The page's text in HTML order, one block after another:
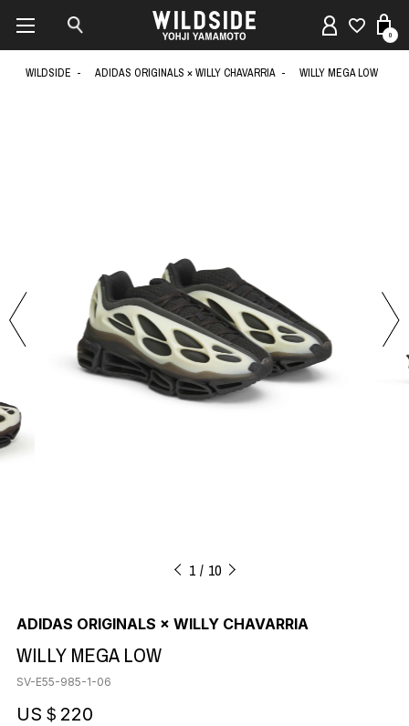
0
WILDSIDE ADIDAS ORIGINALS × WILLY CHAVARRIA WILLY MEGA LOW
1 10
ADIDAS ORIGINALS × WILLY CHAVARRIA
WILLY MEGA LOW
SV-E55-985-1-06
US＄220